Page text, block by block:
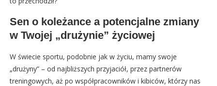
Sen o koleżance a potencjalne zmiany
w Twojej „drużynie” życiowej
W świecie sportu, podobnie jak w życiu, mamy swoje
„drużyny” – od najbliższych przyjaciół, przez partnerów
treningowych, aż po współpracowników i kibiców, którzy nas